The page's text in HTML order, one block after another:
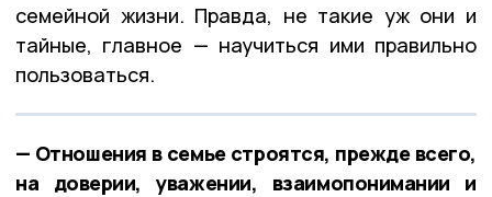
семейной жизни. Правда, не такие уж они и
тайные, главное — научиться ими правильно
пользоваться.
— Отношения в семье строятся, прежде всего,
на доверии, уважении, взаимопонимании и